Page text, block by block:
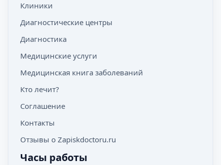
Клиники
Диагностические центры
Диагностика
Медицинские услуги
Медицинская книга заболеваний
Кто лечит?
Соглашение
Контакты
Отзывы о Zapiskdoctoru.ru
Часы работы